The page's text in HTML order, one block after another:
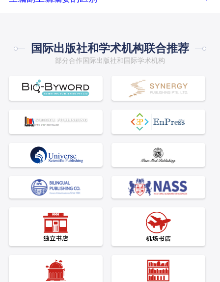
国际出版社和学术机构联合推荐
部分合作国际出版社和国际学术机构